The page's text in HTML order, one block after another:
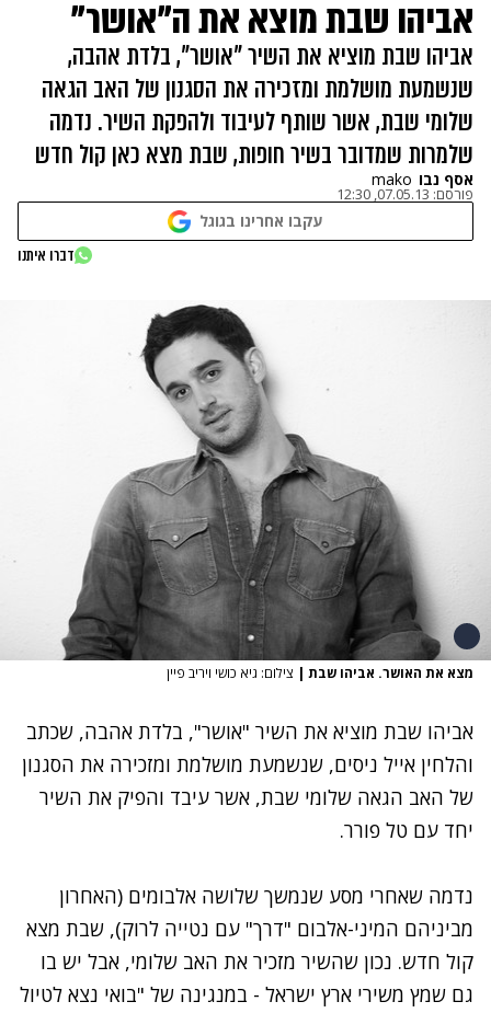
אביהו שבת מוצא את ה"אושר"
אביהו שבת מוציא את השיר "אושר", בלדת אהבה,
שנשמעת מושלמת ומזכירה את הסגנון של האב הגאה
שלומי שבת, אשר שותף לעיבוד ולהפקת השיר. נדמה
שלמרות שמדובר בשיר חופות, שבת מצא כאן קול חדש
אסף נבו mako
פורסם: 07.05.13, 12:30
עקבו אחרינו בגוגל
דברו איתנו
מצא את האושר. אביהו שבת | צילום: גיא כושי ויריב פיין
אביהו שבת מוציא את השיר "אושר", בלדת אהבה, שכתב
והלחין אייל ניסים, שנשמעת מושלמת ומזכירה את הסגנון
של האב הגאה שלומי שבת, אשר עיבד והפיק את השיר
יחד עם טל פורר.
נדמה שאחרי מסע שנמשך שלושה אלבומים (האחרון
מביניהם המיני-אלבום "דרך" עם נטייה לרוק), שבת מצא
קול חדש. נכון שהשיר מזכיר את האב שלומי, אבל יש בו
גם שמץ משירי ארץ ישראל - במנגינה של "בואי נצא לטיול